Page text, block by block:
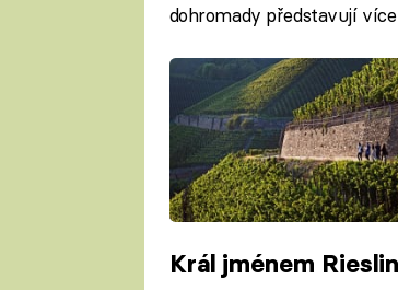
dohromady představují
Král jménem